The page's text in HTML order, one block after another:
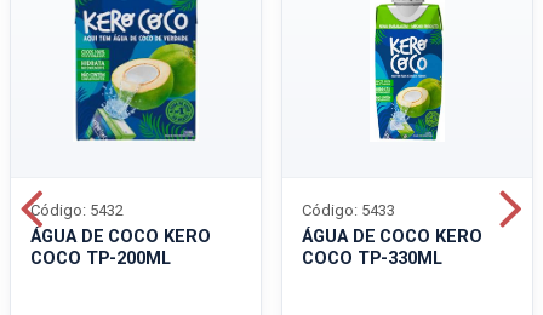
ÁGUA DE COCO KERO
COCO TP-200ML
Código: 5432
ÁGUA DE COCO KERO
COCO TP-330ML
Código: 5433